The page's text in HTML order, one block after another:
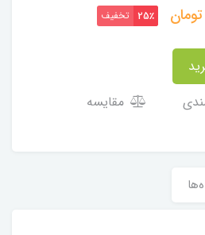
تومان 25٪ تخفیف
مقایسه